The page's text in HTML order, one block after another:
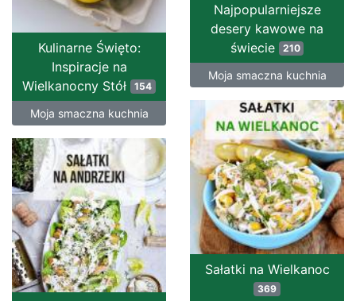
Najpopularniejsze
desery kawowe na
świecie
210
Moja smaczna kuchnia
Kulinarne Święto:
Inspiracje na
Wielkanocny Stół 154
Moja smaczna kuchnia
Sałatki na Wielkanoc
369